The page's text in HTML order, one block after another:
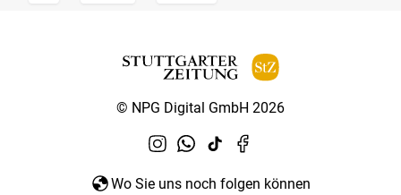
© NPG Digital GmbH 2026
Wo Sie uns noch folgen können